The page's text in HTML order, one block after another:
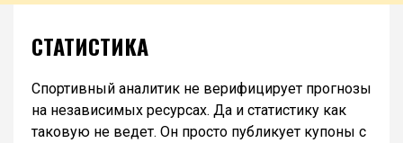
СТАТИСТИКА
Спортивный аналитик не верифицирует прогнозы
на независимых ресурсах. Да и статистику как
таковую не ведет. Он просто публикует купоны с